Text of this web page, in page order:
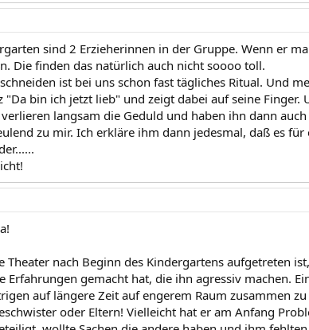
sind 2 Erzieherinnen in der Gruppe. Wenn er
Die finden das natürlich auch nicht soooo toll.
ist bei uns schon fast tägliches Ritual. Und
"Da bin ich jetzt lieb" und zeigt dabei auf seine
langsam die Geduld und haben ihn dann
zu mir. Ich erkläre ihm dann jedesmal, daß es
Theater nach Beginn des Kindergartens aufgetreten
Erfahrungen gemacht hat, die ihn agressiv machen.
auf längere Zeit auf engerem Raum zusammen
oder Eltern! Vielleicht hat er am Anfang